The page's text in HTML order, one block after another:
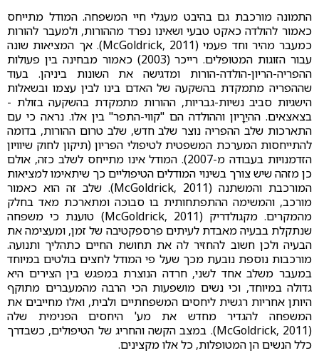
התמונה מורכבת גם בהיבט מעגלי חיי המשפחה. המודל מתייחס
כאמור להולדה כאקט טבעי ושאינו נפרד מההורות, ולמעבר להורות
כמעבר מהיר וחד פעמי (McGoldrick, 2011). אך המציאות שונה
עבור הזוגות המטופלים. רייכר (2003) כאמור מבחינה בין פעולות
ההפריה-הריון-הולדה-הורות ומדגישה את השונות ביניהן. בעוד
שההפריה מתמקדת בהשקעה של האדם בינו לבין עצמו ובשאלות
הישגיות סביב נשיות-גבריות, ההורות מתמקדת בהשקעה בזולת -
בצאצאים. ההיֵרָיון וההולדה הם "קווי-התפר" בין אלו. נראה כי עם
התארכות שלב ההפריה נוצר שלב חדש, שלב טרום ההורות, בדומה
להתייחסות המערכת המשפטית לטיפולי הפריון (תיקון לחוק שיוויון
הזדמנויות בעבודה מ-2007). המודל אינו מתייחס לשלב כזה, אולם
כן מזהה שיש צורך בשינוי המודלים הטיפוליים כך שיתאימו למציאות
המורכבת והמשתנה (McGoldrick, 2011). שלב זה הוא כאמור
מורכב, והמשימה ההתפתחותית בו סבוכה ומתארכת מאד בחלק
מהמקרים. מקגולדריק (McGoldrick, 2011) טוענת כי משפחה
שנתקלת בבעיה מאבדת לעיתים פרספקטיבה של זמן, ומעצימה את
הבעיה ולכן חשוב להחזיר לה את תחושת החיים כתהליך ותנועה.
מורכבות נוספת נובעת מכך שעל פי המודל לחצים בולטים במיוחד
במעבר משלב אחד לשני, חרדה הנוצרת במפגש בין הצירים היא
גדולה במיוחד, וכי נשים מושפעות הכי הרבה מהמעברים מתוקף
היותן אחריות רגשית ליחסים המשפחתיים ולבית, ואלו מחייבים את
המשפחה להגדיר מחדש את מע' היחסים הפנימית שלה
(McGoldrick, 2011). במצב הקשה והחריג של הטיפולים, כשבדרך
כלל הנשים הן המטופלות, כל אלו מקצינים.